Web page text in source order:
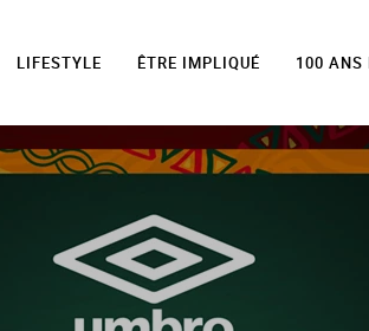
LIFESTYLE ÊTRE IMPLIQUÉ 100 ANS